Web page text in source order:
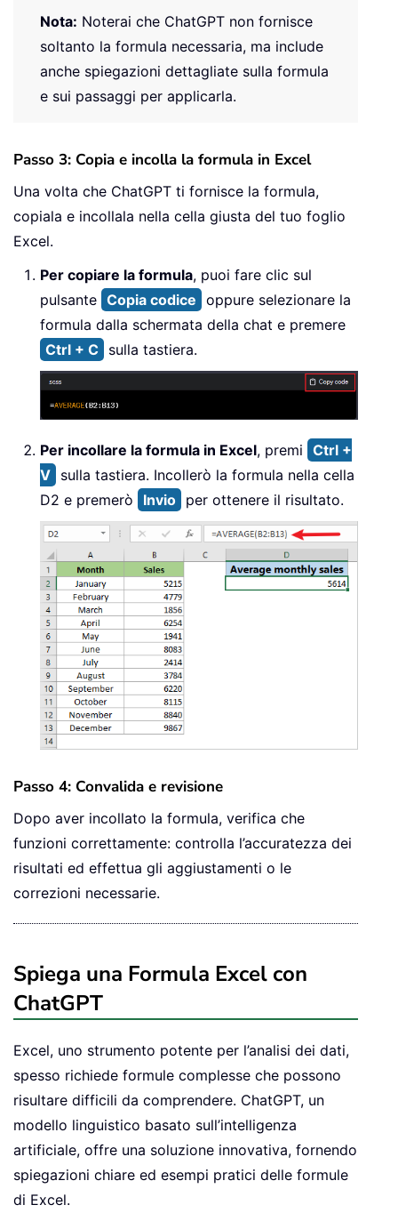
Nota: Noterai che ChatGPT non fornisce
soltanto la formula necessaria, ma include
anche spiegazioni dettagliate sulla formula
e sui passaggi per applicarla.
Passo 3: Copia e incolla la formula in Excel
Una volta che ChatGPT ti fornisce la formula,
copiala e incollala nella cella giusta del tuo foglio
Excel.
Per copiare la formula, puoi fare clic sul
pulsante Copia codice oppure selezionare la
formula dalla schermata della chat e premere
Ctrl + C sulla tastiera.
Per incollare la formula in Excel, premi Ctrl +
V sulla tastiera. Incollerò la formula nella cella
D2 e premerò
Invio per ottenere il risultato.
Passo 4: Convalida e revisione
Dopo aver incollato la formula, verifica che
funzioni correttamente: controlla l’accuratezza dei
risultati ed effettua gli aggiustamenti o le
correzioni necessarie.
Spiega una Formula Excel con
ChatGPT
Excel, uno strumento potente per l’analisi dei dati,
spesso richiede formule complesse che possono
risultare difficili da comprendere. ChatGPT, un
modello linguistico basato sull’intelligenza
artificiale, offre una soluzione innovativa, fornendo
spiegazioni chiare ed esempi pratici delle formule
di Excel.